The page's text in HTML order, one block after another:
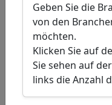
Geben Sie die
von den
möchten.
Klicken Sie auf
Sie sehen auf
links die Anzahl